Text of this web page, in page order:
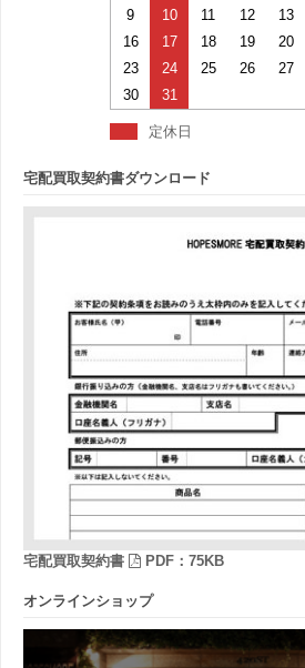
9
10 11 12 13
16
17 18 19 20
23
24 25 26 27
30
31
定休日
宅配買取契約書ダウンロード
宅配買取契約書 PDF：75KB
オンラインショップ